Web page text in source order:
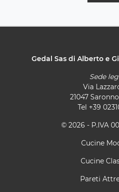
Gedal Sas di Alberto e
Sede
Via
21047
Tel +39
© 2026 - P.IVA
Cucine
Cucine
Pareti